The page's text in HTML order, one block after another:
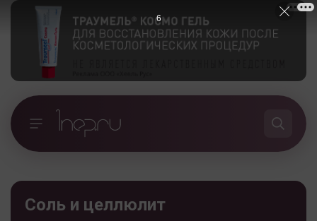
Соль и целлюлит
5